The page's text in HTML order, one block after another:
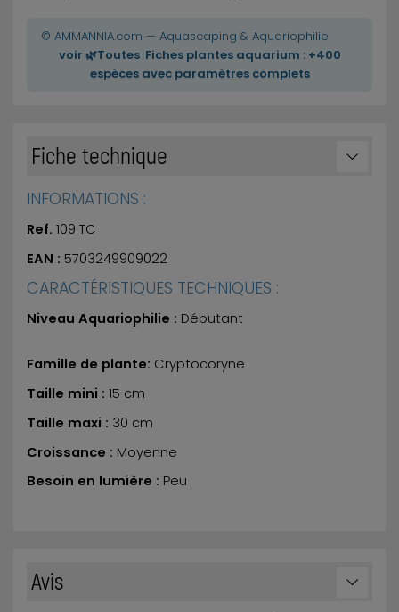
© AMMANNIA.com — Aquascaping & Aquariophilie
voir 🌿Toutes Fiches plantes aquarium : +400
espèces avec paramètres complets
Fiche technique
INFORMATIONS :
Ref. 109 TC
EAN : 5703249909022
CARACTÉRISTIQUES TECHNIQUES :
Niveau Aquariophilie : Débutant
Famille de plante: Cryptocoryne
Taille mini : 15 cm
Taille maxi : 30 cm
Croissance : Moyenne
Besoin en lumière : Peu
Avis